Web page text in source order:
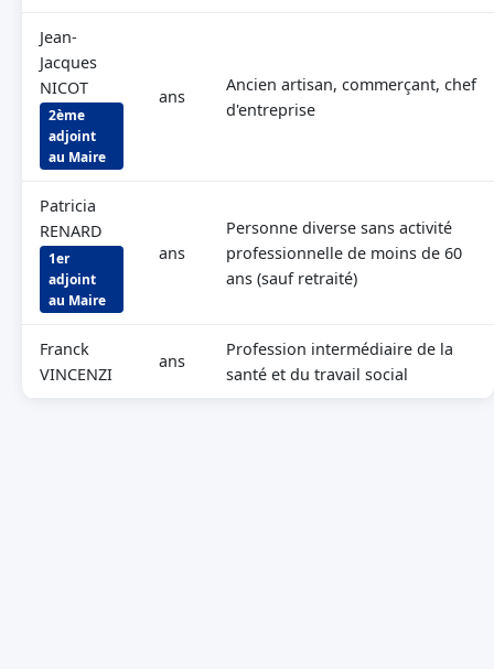
Jean-
Jacques
NICOT
2ème
adjoint
au Maire
ans
Ancien artisan, commerçant, chef
d'entreprise
Patricia
RENARD
1er
adjoint
au Maire
ans
Personne diverse sans activité
professionnelle de moins de 60
ans (sauf retraité)
Franck
VINCENZI
ans
Profession intermédiaire de la
santé et du travail social